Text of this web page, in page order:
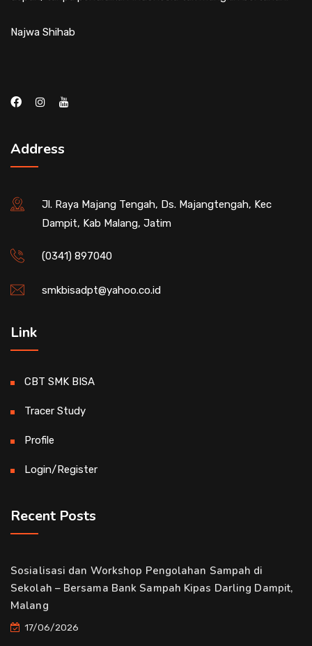
Najwa Shihab
Address
Jl. Raya Majang Tengah, Ds. Majangtengah, Kec
Dampit, Kab Malang, Jatim
(0341) 897040
smkbisadpt@yahoo.co.id
Link
CBT SMK BISA
Tracer Study
Profile
Login/Register
Recent Posts
Sosialisasi dan Workshop Pengolahan Sampah di
Sekolah – Bersama Bank Sampah Kipas Darling Dampit,
Malang
17/06/2026